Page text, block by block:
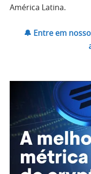
América Latina.
🔔 Entre em